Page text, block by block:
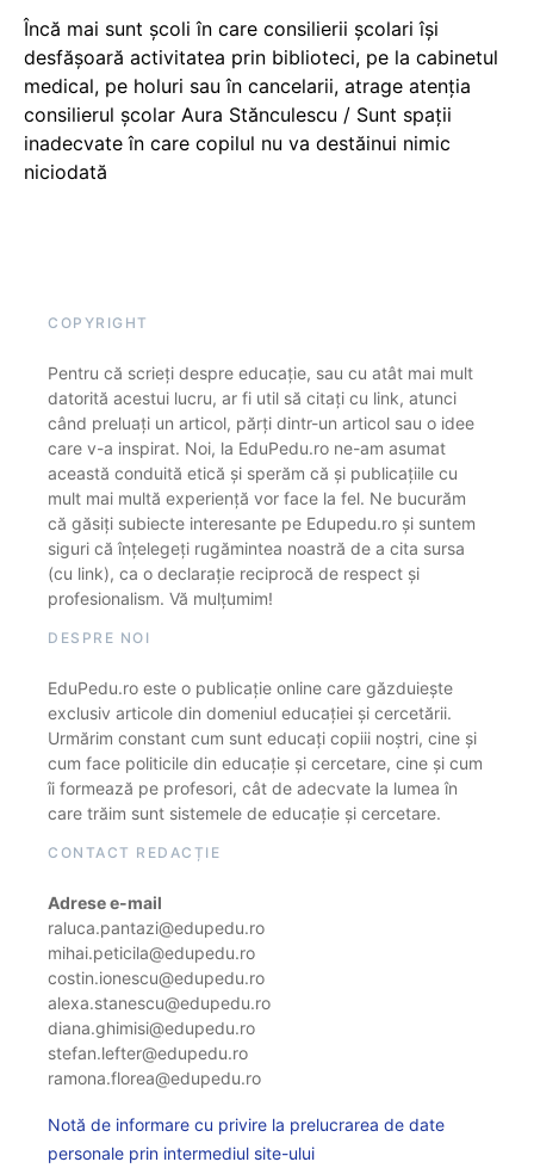
Încă mai sunt școli în care consilierii școlari își
desfășoară activitatea prin biblioteci, pe la cabinetul
medical, pe holuri sau în cancelarii, atrage atenția
consilierul școlar Aura Stănculescu / Sunt spații
inadecvate în care copilul nu va destăinui nimic
niciodată
COPYRIGHT
Pentru că scrieți despre educație, sau cu atât mai mult
datorită acestui lucru, ar fi util să citați cu link, atunci
când preluați un articol, părți dintr-un articol sau o idee
care v-a inspirat. Noi, la EduPedu.ro ne-am asumat
această conduită etică și sperăm că și publicațiile cu
mult mai multă experiență vor face la fel. Ne bucurăm
că găsiți subiecte interesante pe Edupedu.ro și suntem
siguri că înțelegeți rugămintea noastră de a cita sursa
(cu link), ca o declarație reciprocă de respect și
profesionalism. Vă mulțumim!
DESPRE NOI
EduPedu.ro este o publicație online care găzduiește
exclusiv articole din domeniul educației și cercetării.
Urmărim constant cum sunt educați copiii noștri, cine și
cum face politicile din educație și cercetare, cine și cum
îi formează pe profesori, cât de adecvate la lumea în
care trăim sunt sistemele de educație și cercetare.
CONTACT REDACȚIE
Adrese e-mail
raluca.pantazi@edupedu.ro
mihai.peticila@edupedu.ro
costin.ionescu@edupedu.ro
alexa.stanescu@edupedu.ro
diana.ghimisi@edupedu.ro
stefan.lefter@edupedu.ro
ramona.florea@edupedu.ro
Notă de informare cu privire la prelucrarea de date
personale prin intermediul site-ului